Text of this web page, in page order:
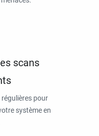
scans
pour
système en